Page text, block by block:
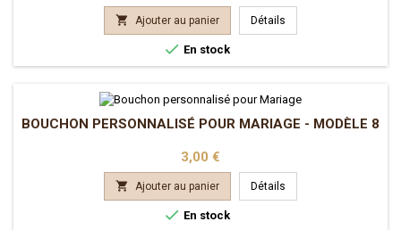
 Ajouter au panier Détails
 En stock
BOUCHON PERSONNALISÉ POUR MARIAGE - MODÈLE 8
Prix
3,00 €
 Ajouter au panier Détails
 En stock